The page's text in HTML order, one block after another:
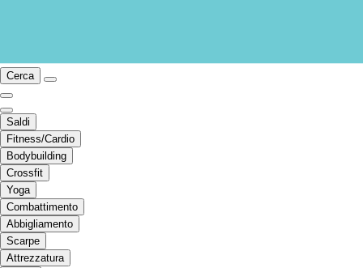
Cerca
Saldi
Fitness/Cardio
Bodybuilding
Crossfit
Yoga
Combattimento
Abbigliamento
Scarpe
Attrezzatura